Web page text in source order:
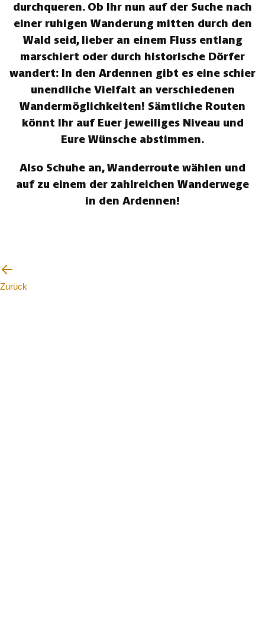
durchqueren. Ob Ihr nun auf der Suche nach
einer ruhigen Wanderung mitten durch den
Wald seid, lieber an einem Fluss entlang
marschiert oder durch historische Dörfer
wandert: In den Ardennen gibt es eine schier
unendliche Vielfalt an verschiedenen
Wandermöglichkeiten! Sämtliche Routen
könnt Ihr auf Euer jeweiliges Niveau und
Eure Wünsche abstimmen.
Also Schuhe an, Wanderroute wählen und
auf zu einem der zahlreichen Wanderwege
in den Ardennen!
Zurück